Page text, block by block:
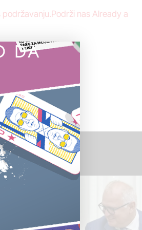
nas Already a
DA